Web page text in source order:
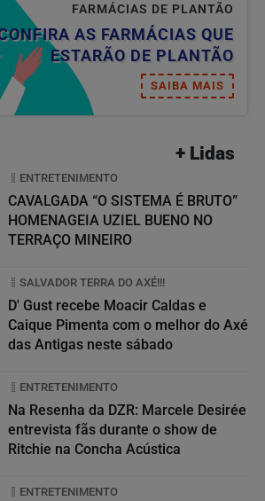
FARMÁCIAS DE PLANTÃO
AS FARMÁCIAS QUE
ESTARÃO DE PLANTÃO
SAIBA MAIS
+ Lidas
ENTRETENIMENTO
CAVALGADA “O SISTEMA É BRUTO”
HOMENAGEIA UZIEL BUENO NO
TERRAÇO MINEIRO
SALVADOR TERRA DO AXÉ!!!
D' Gust recebe Moacir Caldas e
Caique Pimenta com o melhor do Axé
das Antigas neste sábado
ENTRETENIMENTO
Na Resenha da DZR: Marcele Desirée
entrevista fãs durante o show de
Ritchie na Concha Acústica
ENTRETENIMENTO